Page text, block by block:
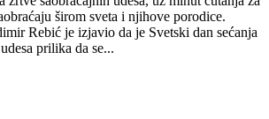
širom sveta i njihove porodice.
Rebić je izjavio da je Svetski dan sećanja
prilika da se...